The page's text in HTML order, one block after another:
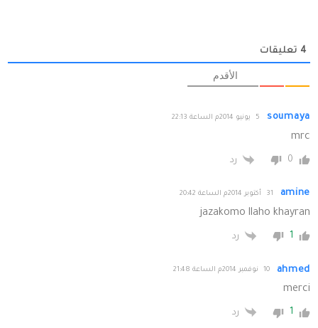
4 تعليقات
الأقدم
soumaya 5 يونيو 2014م الساعة 22:13
mrc
0 رد
amine 31 أكتوبر 2014م الساعة 20:42
jazakomo llaho khayran
1 رد
ahmed 10 نوفمبر 2014م الساعة 21:48
merci
1 رد